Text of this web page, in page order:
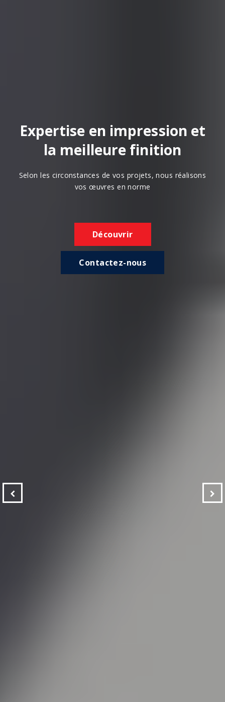
Expertise en impression et
la meilleure finition
Selon les circonstances de vos projets, nous réalisons
vos œuvres en norme
Découvrir
Contactez-nous